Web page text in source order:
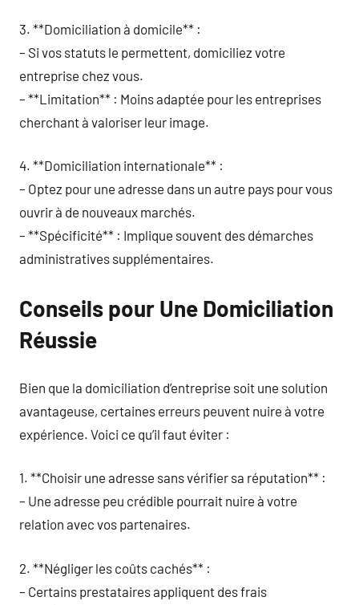
3. **Domiciliation à domicile** :
– Si vos statuts le permettent, domiciliez votre
entreprise chez vous.
– **Limitation** : Moins adaptée pour les entreprises
cherchant à valoriser leur image.
4. **Domiciliation internationale** :
– Optez pour une adresse dans un autre pays pour vous
ouvrir à de nouveaux marchés.
– **Spécificité** : Implique souvent des démarches
administratives supplémentaires.
Conseils pour Une Domiciliation
Réussie
Bien que la domiciliation d’entreprise soit une solution
avantageuse, certaines erreurs peuvent nuire à votre
expérience. Voici ce qu’il faut éviter :
1. **Choisir une adresse sans vérifier sa réputation** :
– Une adresse peu crédible pourrait nuire à votre
relation avec vos partenaires.
2. **Négliger les coûts cachés** :
– Certains prestataires appliquent des frais